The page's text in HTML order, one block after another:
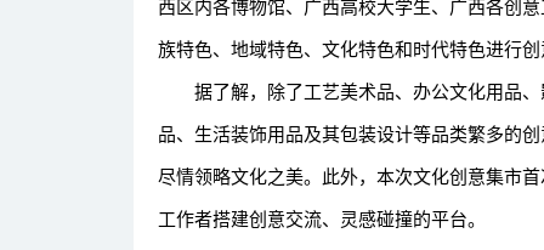
西区内各博物馆、广西高校大学生、广西各创
族特色、地域特色、文化特色和时代特色进行
据了解，除了工艺美术品、办公文化用品、
品、生活装饰用品及其包装设计等品类繁多的
尽情领略文化之美。此外，本次文化创意集市
工作者搭建创意交流、灵感碰撞的平台。